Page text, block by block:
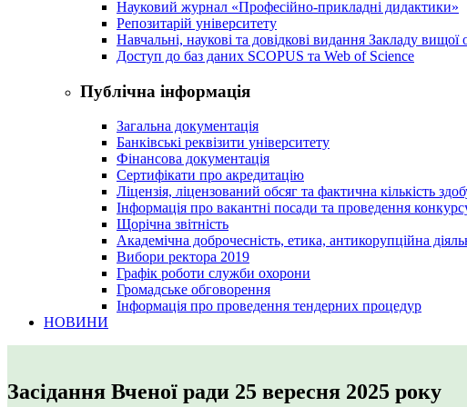
Науковий журнал «Професійно-прикладні дидактики»
Репозитарій університету
Навчальні, наукові та довідкові видання Закладу
Доступ до баз даних SCOPUS та Web of Science
Публічна інформація
Загальна документація
Банківські реквізити університету
Фінансова документація
Сертифікати про акредитацію
Ліцензія, ліцензований обсяг та фактична кількість
Інформація про вакантні посади та проведення
Щорічна звітність
Академічна доброчесність, етика, антикорупційна
Вибори ректора 2019
Графік роботи служби охорони
Громадське обговорення
Інформація про проведення тендерних процедур
НОВИНИ
Засідання Вченої ради 25 вересня 2025 року